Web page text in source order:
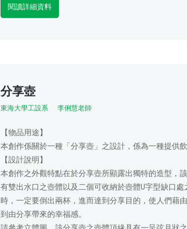
閱讀詳細資料
分享壺
東海大學工設系 李俐慧老師
【物品用途】
本創作係關於一種「分享壺」之設計，係為一種提供
【設計說明】
本創作之外觀特點在於分享壺所顯露出獨特的造型，
有雙出水口之壺體以及二個可收納於壺體U字型缺口
時，一定要倒出兩杯，進而達到分享目的，使人們藉
到由分享帶來的幸福感。